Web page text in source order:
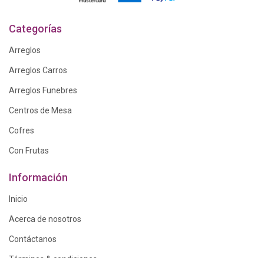
Categorías
Arreglos
Arreglos Carros
Arreglos Funebres
Centros de Mesa
Cofres
Con Frutas
Información
Inicio
Acerca de nosotros
Contáctanos